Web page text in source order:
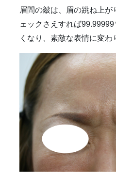
眉間の皴は、眉の跳ね上
ェックさえすれば
くなり、素敵な表情に変わ